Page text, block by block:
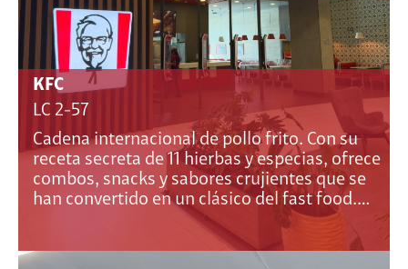
KFC
LC 2-57
Cadena internacional de pollo frito. Con su
receta secreta de 11 hierbas y especias, ofrece
combos, snacks y sabores crujientes que se
han convertido en un clásico del fast food.…